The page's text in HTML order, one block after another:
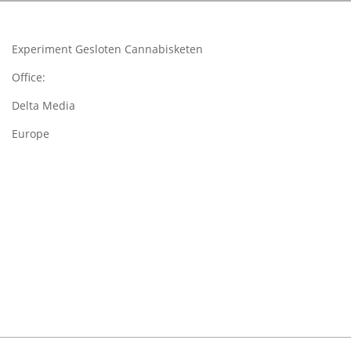
Experiment Gesloten Cannabisketen
Office:
Delta Media
Europe